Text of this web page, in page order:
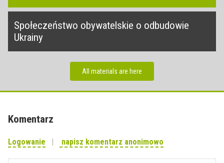
Społeczeństwo obywatelskie o odbudowie
Ukrainy
All materials are here
Komentarz
Logowanie napisz komentarz anonimowo